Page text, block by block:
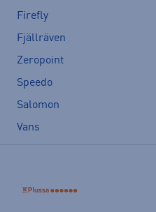
Firefly
Fjällräven
Zeropoint
Speedo
Salomon
Vans